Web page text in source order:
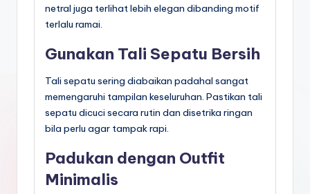
netral juga terlihat lebih elegan dibanding motif
terlalu ramai.
Gunakan Tali Sepatu Bersih
Tali sepatu sering diabaikan padahal sangat
memengaruhi tampilan keseluruhan. Pastikan tali
sepatu dicuci secara rutin dan disetrika ringan
bila perlu agar tampak rapi.
Padukan dengan Outfit
Minimalis